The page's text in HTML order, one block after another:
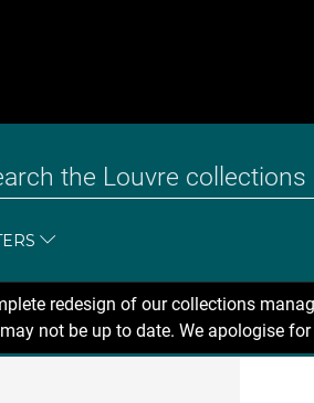
redesign of our collections
not be up to date. We apologise